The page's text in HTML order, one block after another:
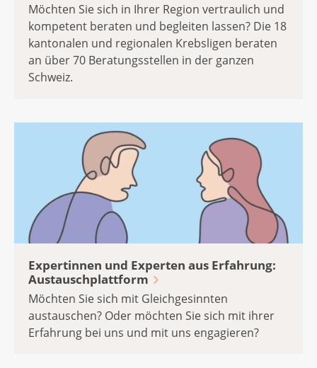
Möchten Sie sich in Ihrer Region vertraulich und
kompetent beraten und begleiten lassen? Die 18
kantonalen und regionalen Krebsligen beraten
an über 70 Beratungsstellen in der ganzen
Schweiz.
Expertinnen und Experten aus Erfahrung:
Austauschplattform
Möchten Sie sich mit Gleichgesinnten
austauschen? Oder möchten Sie sich mit ihrer
Erfahrung bei uns und mit uns engagieren?